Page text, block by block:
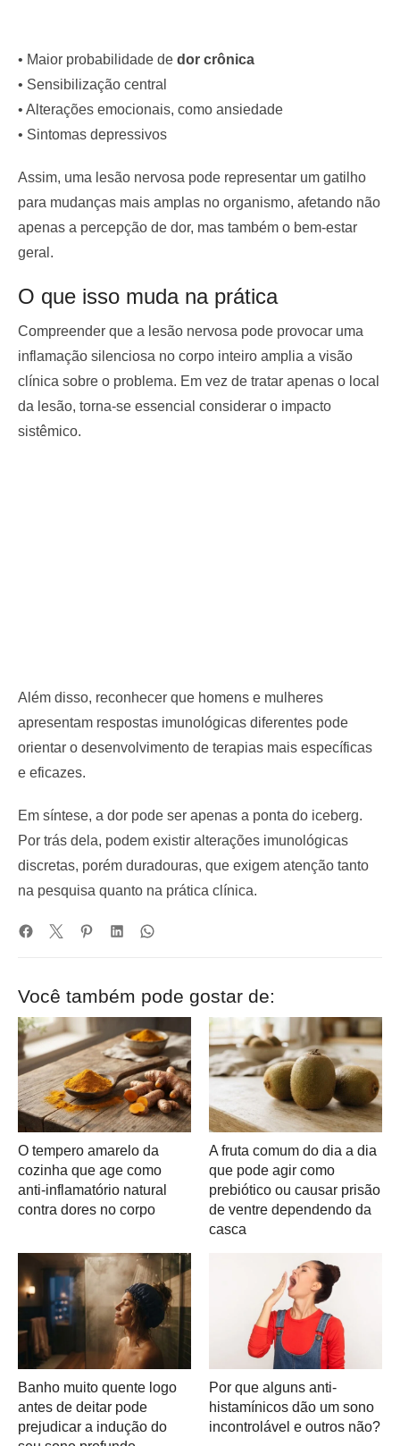
• Maior probabilidade de dor crônica
• Sensibilização central
• Alterações emocionais, como ansiedade
• Sintomas depressivos
Assim, uma lesão nervosa pode representar um gatilho
para mudanças mais amplas no organismo, afetando não
apenas a percepção de dor, mas também o bem-estar
geral.
O que isso muda na prática
Compreender que a lesão nervosa pode provocar uma
inflamação silenciosa no corpo inteiro amplia a visão
clínica sobre o problema. Em vez de tratar apenas o local
da lesão, torna-se essencial considerar o impacto
sistêmico.
Além disso, reconhecer que homens e mulheres
apresentam respostas imunológicas diferentes pode
orientar o desenvolvimento de terapias mais específicas
e eficazes.
Em síntese, a dor pode ser apenas a ponta do iceberg.
Por trás dela, podem existir alterações imunológicas
discretas, porém duradouras, que exigem atenção tanto
na pesquisa quanto na prática clínica.
Você também pode gostar de:
O tempero amarelo da
cozinha que age como
anti-inflamatório natural
contra dores no corpo
A fruta comum do dia a dia
que pode agir como
prebiótico ou causar prisão
de ventre dependendo da
casca
Banho muito quente logo
antes de deitar pode
prejudicar a indução do
Por que alguns anti-
histamínicos dão um sono
incontrolável e outros não?